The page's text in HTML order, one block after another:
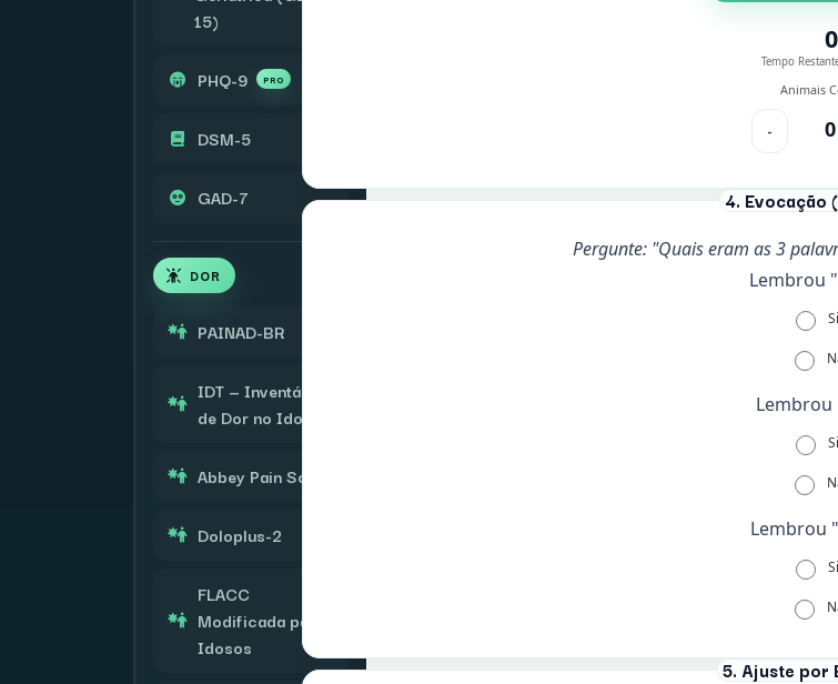
15)
PHQ-9 PRO
DSM-5
GAD-7
DOR
PAINAD-BR
IDT — Inventário
de Dor no Idoso
Abbey Pain Scale
Doloplus-2
FLACC
Modificada para
Idosos
0
Tempo
Animais
- 0
4. Evocação
Pergunte: "Quais eram as 3
Lembrou
Lembrou
Lembrou
5. Ajuste por